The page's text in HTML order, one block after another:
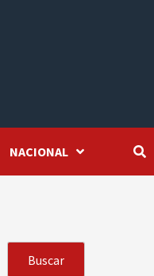
NACIONAL
Buscar